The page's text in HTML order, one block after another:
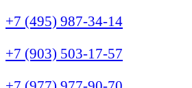
+7 (495) 987-34-14
+7 (903) 503-17-57